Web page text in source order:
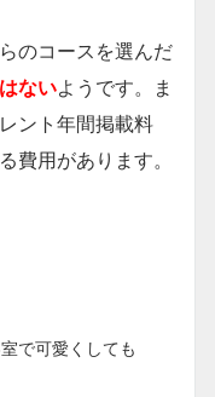
のコースを選んだ
ないようです。ま
ント年間掲載料
費用があります。
で可愛くしても